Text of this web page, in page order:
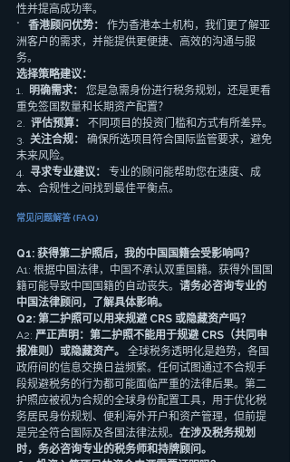
性并提高成功率。
* 香港顾问优势：
作为香港本土机构，我们更了解亚
洲客户的需求，并能提供更便捷、高效的沟通与服
务。
选择策略建议：
1.
明确需求：
您是急需身份进行税务规划，还是更看
重免签国数量和长期资产配置？
2. 评估预算：
不同项目的投资门槛和方式有所差异。
3. 关注合规：
确保所选项目符合国际监管要求，避免
未来风险。
4. 寻求专业建议：
专业的顾问能帮助您在速度、成
本、合规性之间找到最佳平衡点。
常见问题解答 (FAQ)
Q1: 获得第二护照后，我的中国国籍会受影响吗？
A1: 根据中国法律，中国不承认双重国籍。获得外国国
籍可能导致中国国籍的自动丧失。 请务必咨询专业的
中国法律顾问，了解具体影响。
Q2: 第二护照可以用来规避 CRS 或隐藏资产吗？
A2: 严正声明：第二护照不能用于规避 CRS（共同申
报准则）或隐藏资产。
全球税务透明化是趋势，各国
政府间的信息交换日益频繁。任何试图通过不合规手
段规避税务的行为都可能面临严重的法律后果。第二
护照应被视为合规的全球身份配置工具，用于优化税
务居民身份规划、便利海外开户和资产管理，但前提
是完全符合国际及各国法律法规。 在涉及税务规划
时，务必咨询专业的税务师和持牌顾问。